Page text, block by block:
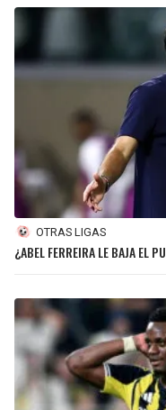
OTRAS LIGAS
¿ABEL FERREIRA LE BAJA EL